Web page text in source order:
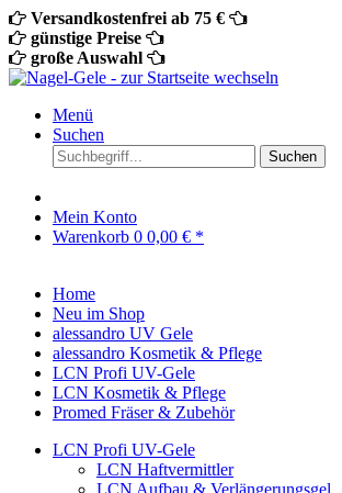
Versandkostenfrei ab 75 €
günstige Preise
große Auswahl
Menü
Suchen
Suchen
Mein Konto
Warenkorb 0 0,00 € *
Home
Neu im Shop
alessandro UV Gele
alessandro Kosmetik & Pflege
LCN Profi UV-Gele
LCN Kosmetik & Pflege
Promed Fräser & Zubehör
LCN Profi UV-Gele
LCN Haftvermittler
LCN Aufbau & Verlängerungsgel